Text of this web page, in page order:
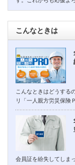
こんなときは
こんなときはどうする
リ「一人親方労災保険
会員証を紛失してしま